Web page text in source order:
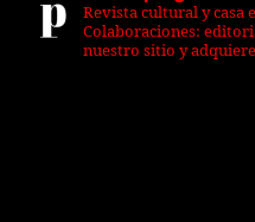
Revista cultural y casa
Colaboraciones:
nuestro sitio y